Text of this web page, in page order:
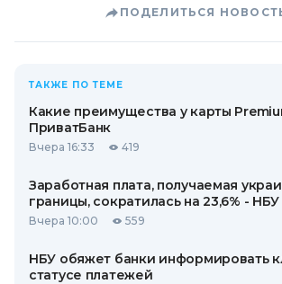
ПОДЕЛИТЬСЯ
ТАКЖЕ ПО ТЕМЕ
Какие преимущества у карты
ПриватБанк
Вчера 16:33 419
Заработная плата, получаемая
границы, сократилась на 23,6% - НБУ
Вчера 10:00 559
НБУ обяжет банки информировать
статусе платежей